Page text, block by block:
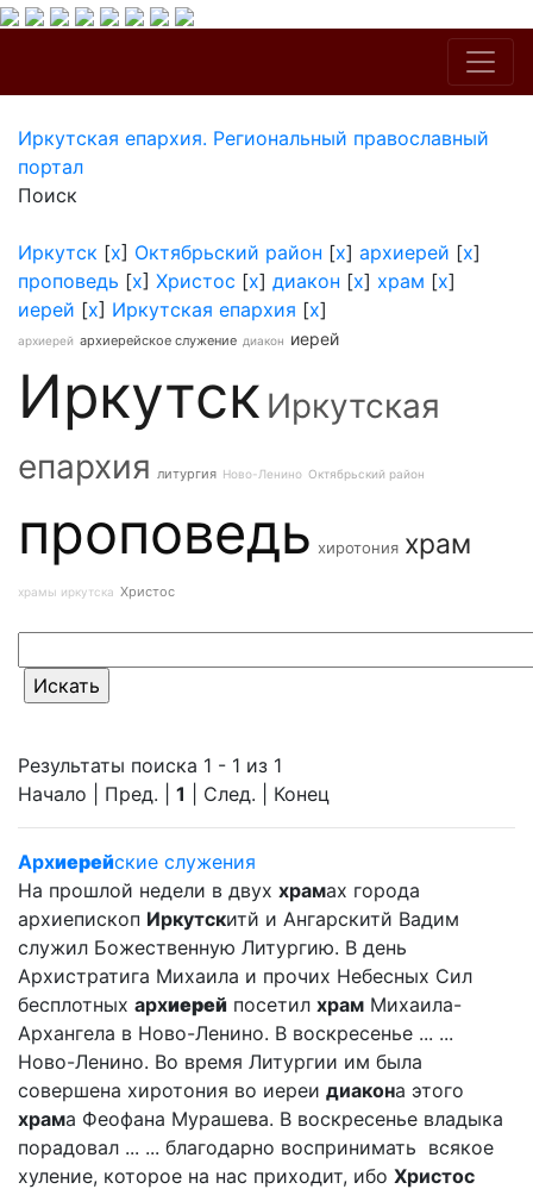
Иркутская епархия. Региональный православный
портал
Поиск
Иркутск [x] Октябрьский район [x] архиерей [x]
проповедь [x] Христос [x] диакон [x] храм [x]
иерей [x] Иркутская епархия [x]
архиерей архиерейское служение диакон иерей
Иркутск Иркутская
епархия литургия Ново-Ленино Октябрьский район
проповедь хиротония храм
храмы иркутска Христос
Результаты поиска 1 - 1 из 1
Начало | Пред. | 1 | След. | Конец
Архиерейские служения
На прошлой недели в двух храмах города
архиепископ Иркутскитй и Ангарскитй Вадим
служил Божественную Литургию. В день
Архистратига Михаила и прочих Небесных Сил
бесплотных архиерей посетил храм Михаила-
Архангела в Ново-Ленино. В воскресенье ... ...
Ново-Ленино. Во время Литургии им была
совершена хиротония во иереи диакона этого
храма Феофана Мурашева. В воскресенье владыка
порадовал ... ... благодарно воспринимать всякое
хуление, которое на нас приходит, ибо Христос